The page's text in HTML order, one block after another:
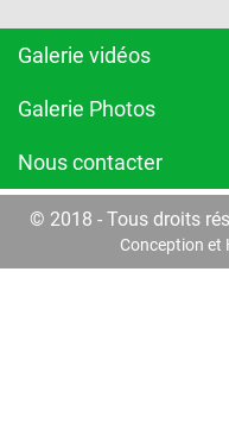
Galerie vidéos
Galerie Photos
Nous contacter
© 2018 - Tous droits
Conception et